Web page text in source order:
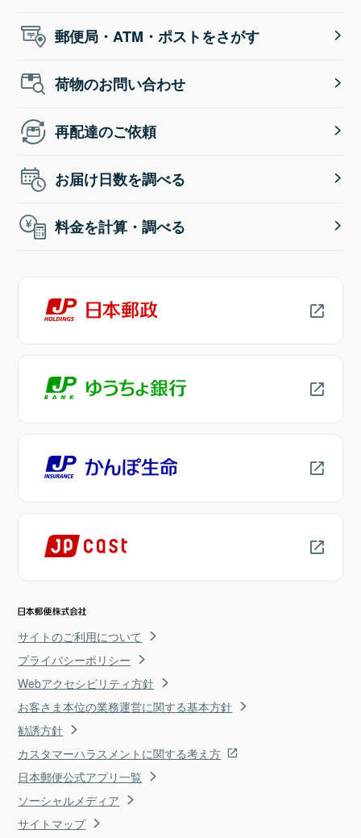
郵便局・ATM・ポストをさがす
荷物のお問い合わせ
再配達のご依頼
お届け日数を調べる
料金を計算・調べる
サイトのご利用について
プライバシーポリシー
Webアクセシビリティ方針
お客さま本位の業務運営に関する基本方針
勧誘方針
カスタマーハラスメントに関する考え方
日本郵便公式アプリ一覧
ソーシャルメディア
サイトマップ